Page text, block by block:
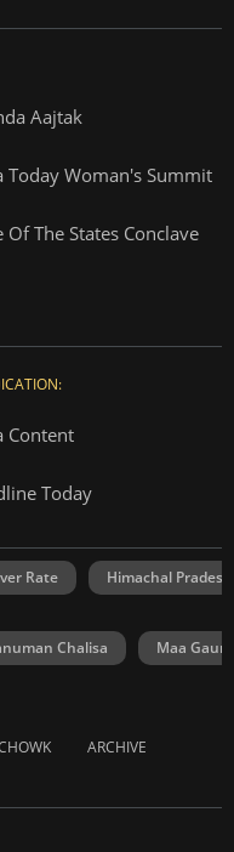
Aajtak
Today Woman's Summit
Of The States Conclave
Content
Today
Rate Himachal
Chalisa Maa Gauri
ARCHIVE